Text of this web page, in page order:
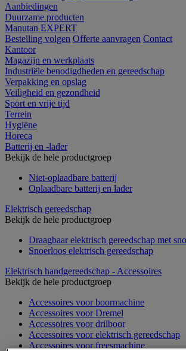
Aanbiedingen
Duurzame producten
Manutan EXPERT
Bestelling volgen Offerte aanvragen Contact
Kantoor
Magazijn en werkplaats
Industriële benodigdheden en gereedschap
Verpakking en opslag
Veiligheid en gezondheid
Sport en vrije tijd
Terrein
Hygiëne
Horeca
Batterij en -lader
Bekijk de hele productgroep
Niet-oplaadbare batterij
Oplaadbare batterij en lader
Elektrisch gereedschap
Bekijk de hele productgroep
Draagbaar elektrisch gereedschap met
Snoerloos elektrisch gereedschap
Elektrisch handgereedschap - Accessoires
Bekijk de hele productgroep
Accessoires voor boormachine
Accessoires voor Dremel
Accessoires voor drilboor
Accessoires voor elektrisch gereedschap
Accessoires voor freesmachine